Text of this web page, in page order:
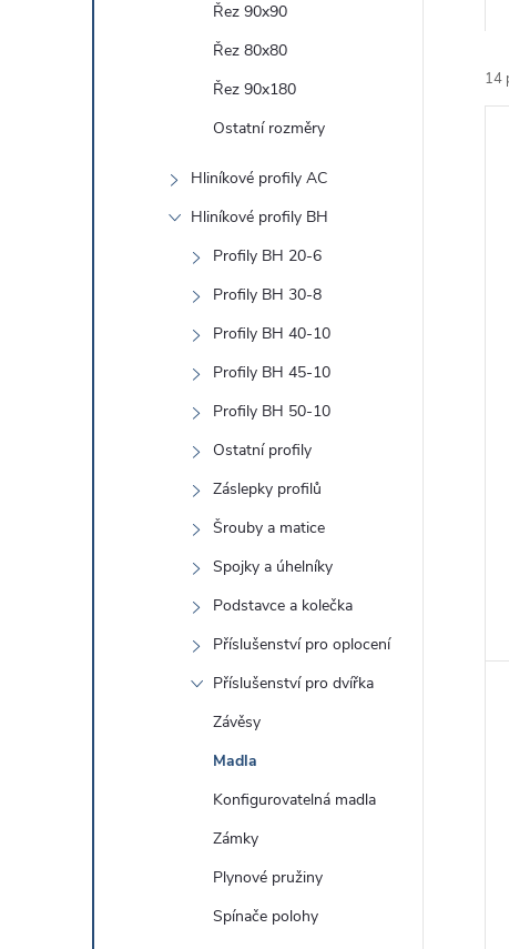
Řez 90x90
Řez 80x80
Řez 90x180
Ostatní rozměry
Hliníkové profily AC
Hliníkové profily BH
Profily BH 20-6
Profily BH 30-8
Profily BH 40-10
Profily BH 45-10
Profily BH 50-10
Ostatní profily
Záslepky profilů
Šrouby a matice
Spojky a úhelníky
Podstavce a kolečka
Příslušenství pro oplocení
Příslušenství pro dvířka
Závěsy
Madla
Konfigurovatelná madla
Zámky
Plynové pružiny
Spínače polohy
a
z
t
14